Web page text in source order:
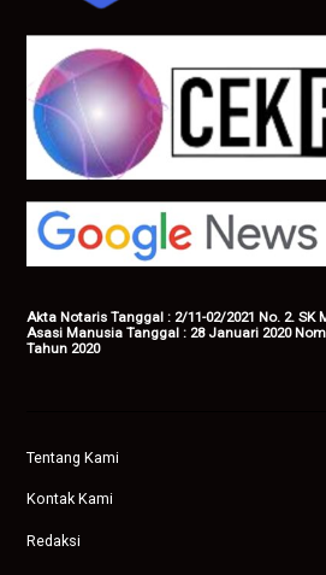
Akta Notaris Tanggal : 2/11-02/2021 No. 2. SK
Asasi Manusia Tanggal : 28 Januari 2020
Tahun 2020
Tentang Kami
Kontak Kami
Redaksi